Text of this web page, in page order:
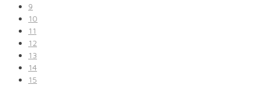
9
10
11
12
13
14
15